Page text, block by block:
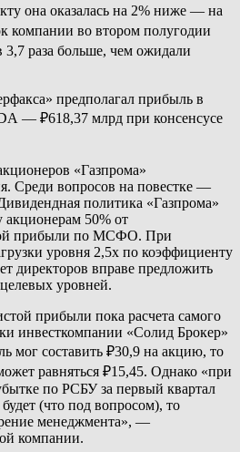
она оказалась на 2% ниже — на
компании во втором полугодии
3,7 раза больше, чем ожидали
предполагал прибыль в
— ₽618,37 млрд при консенсусе
«Газпрома»
Среди вопросов на повестке —
политика «Газпрома»
акционерам 50% от
прибыли по МСФО. При
уровня 2,5х по коэффициенту
директоров вправе предложить
уровней.
прибыли пока расчета самого
инвесткомпании «Солид Брокер»
мог составить ₽30,9 на акцию, то
равняться ₽15,45. Однако «при
по РСБУ за первый квартал
(что под вопросом), то
менеджмента», —
компании.